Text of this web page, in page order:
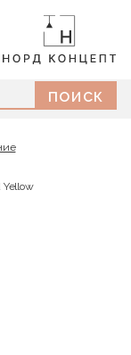
Yellow